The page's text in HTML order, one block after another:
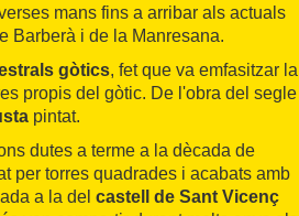
mans fins a arribar als actuals
Barberà i de la Manresana.
gòtics, fet que va emfasitzar la
propis del gòtic. De l'obra del segle
pintat.
dutes a terme a la dècada de
per torres quadrades i acabats amb
a la del castell de Sant Vicenç